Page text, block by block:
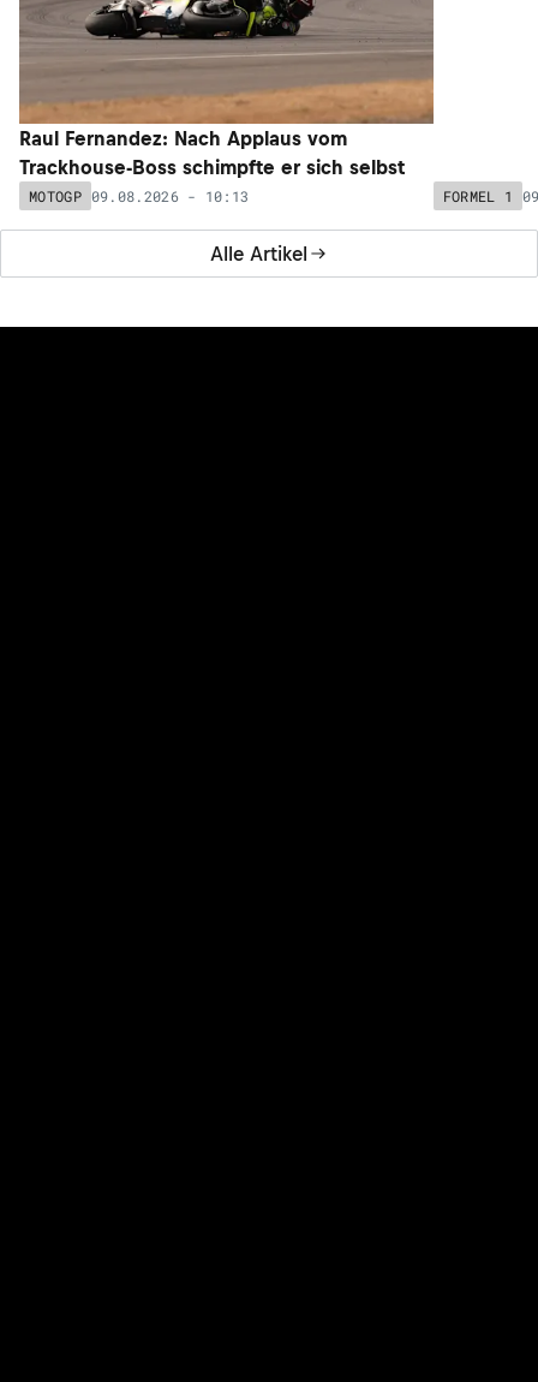
Alle Artikel
Raul Fernandez: Nach Applaus vom
Trackhouse-Boss schimpfte er sich selbst
MOTOGP 09.08.2026 - 10:13 FORMEL 1